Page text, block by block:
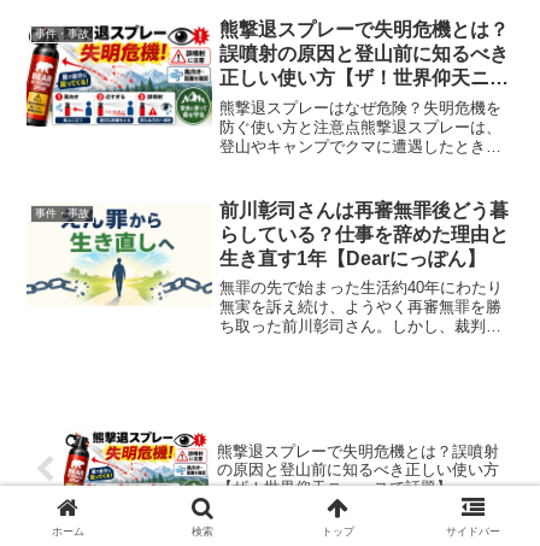
ドの新築マンション24階で暮らす日本人
家族に起きた異変は、...
事件・事故
熊撃退スプレーで失明危機とは？
誤噴射の原因と登山前に知るべき
正しい使い方【ザ！世界仰天ニュ
ースで話題】
熊撃退スプレーはなぜ危険？失明危機を
防ぐ使い方と注意点熊撃退スプレーは、
登山やキャンプでクマに遭遇したときに
があります。『ザ！世界仰天ニュース 身
近な危険にゾーッとして...
事件・事故
前川彰司さんは再審無罪後どう暮
らしている？仕事を辞めた理由と
生き直す1年【Dearにっぽん】
無罪の先で始まった生活約40年にわたり
無実を訴え続け、ようやく再審無罪を勝
ち取った前川彰司さん。しかし、裁判が
熊撃退スプレーで失明危機とは？誤噴射
の原因と登山前に知るべき正しい使い方
【ザ！世界仰天ニュースで話題】
ホーム 検索 トップ サイドバー